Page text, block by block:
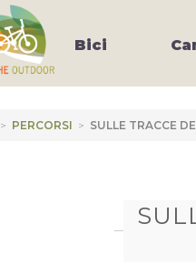
Bici
> PERCORSI > SULLE TRACCE